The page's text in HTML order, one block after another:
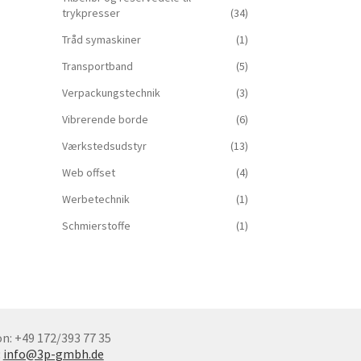
trykpresser
(34)
Tråd symaskiner
(1)
Transportband
(5)
Verpackungstechnik
(3)
Vibrerende borde
(6)
Værkstedsudstyr
(13)
Web offset
(4)
Werbetechnik
(1)
Schmierstoffe
(1)
+49 172/393 77 35
info@3p-gmbh.de